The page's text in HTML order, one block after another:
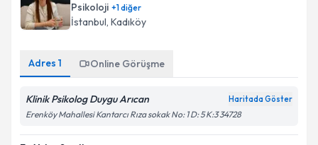
Psikoloji +1diğer
İstanbul, Kadıköy
Adres 1 Online Görüşme
Klinik Psikolog Duygu Arıcan Haritada Göster
Erenköy Mahallesi Kantarcı Rıza sokak No: 1 D: 5 K:3 34728